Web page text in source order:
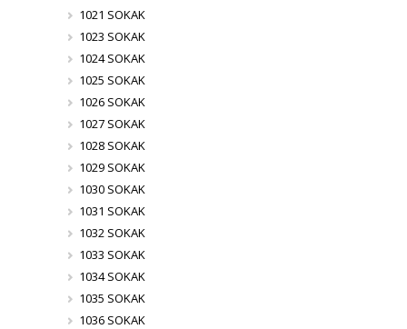
1021 SOKAK
1023 SOKAK
1024 SOKAK
1025 SOKAK
1026 SOKAK
1027 SOKAK
1028 SOKAK
1029 SOKAK
1030 SOKAK
1031 SOKAK
1032 SOKAK
1033 SOKAK
1034 SOKAK
1035 SOKAK
1036 SOKAK